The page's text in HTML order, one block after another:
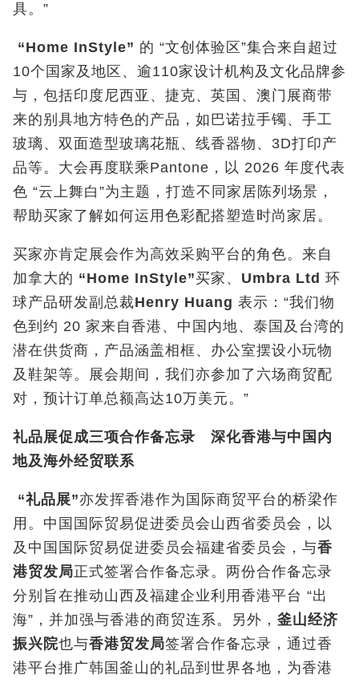
具。”
“Home InStyle” 的 “文创体验区”集合来自超过
10个国家及地区、逾110家设计机构及文化品牌参
与，包括印度尼西亚、捷克、英国、澳门展商带
来的别具地方特色的产品，如巴诺拉手镯、手工
玻璃、双面造型玻璃花瓶、线香器物、3D打印产
品等。大会再度联乘Pantone，以 2026 年度代表
色 “云上舞白”为主题，打造不同家居陈列场景，
帮助买家了解如何运用色彩配搭塑造时尚家居。
买家亦肯定展会作为高效采购平台的角色。来自
加拿大的 “Home InStyle”买家、 Umbra Ltd 环
球产品研发副总裁Henry Huang 表示：“我们物
色到约 20 家来自香港、中国内地、泰国及台湾的
潜在供货商，产品涵盖相框、办公室摆设小玩物
及鞋架等。展会期间，我们亦参加了六场商贸配
对，预计订单总额高达10万美元。”
礼品展促成三项合作备忘录 深化香港与中国内
地及海外经贸联系
“礼品展”亦发挥香港作为国际商贸平台的桥梁作
用。中国国际贸易促进委员会山西省委员会，以
及中国国际贸易促进委员会福建省委员会，与香
港贸发局正式签署合作备忘录。两份合作备忘录
分别旨在推动山西及福建企业利用香港平台 “出
海”，并加强与香港的商贸连系。另外， 釜山经济
振兴院也与香港贸发局签署合作备忘录，通过香
港平台推广韩国釜山的礼品到世界各地，为香港